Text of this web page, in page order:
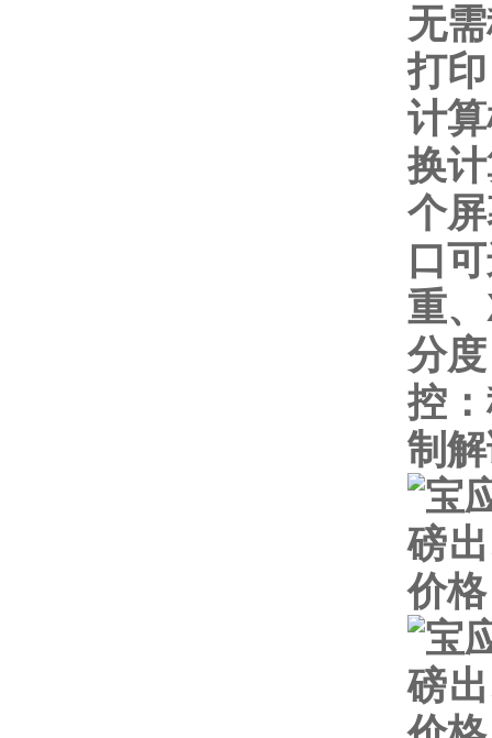
无
打
计
换
个
口
重、
分
控
制